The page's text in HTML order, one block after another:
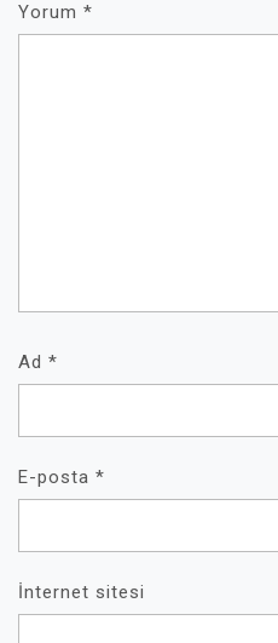
Yorum *
Ad *
E-posta *
İnternet sitesi